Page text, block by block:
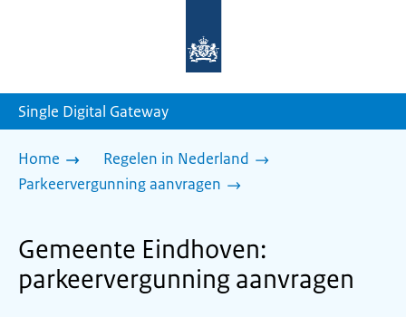
homepage
Single Digital Gateway
Home
Regelen in Nederland
Parkeervergunning aanvragen
Gemeente Eindhoven:
parkeervergunning aanvragen